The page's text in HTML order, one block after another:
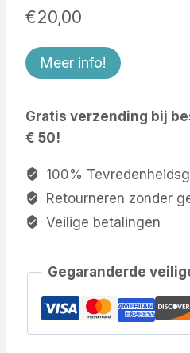
€20,00
Meer info!
Gratis verzending bij
€ 50!
100%
Retourneren zonder
Veilige betalingen
Gegaranderde